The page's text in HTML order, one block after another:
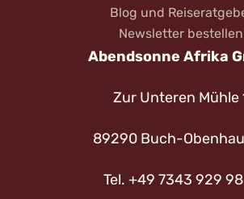
Blog und
Newsletter bestellen
Abendsonne Afrika
Zur Unteren Mühle
89290 Buch-
Tel. +49 7343 929